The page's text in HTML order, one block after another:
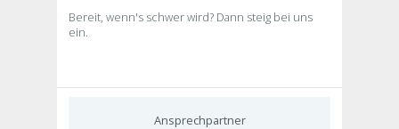
Bereit, wenn's schwer wird? Dann steig bei uns
ein.
Ansprechpartner